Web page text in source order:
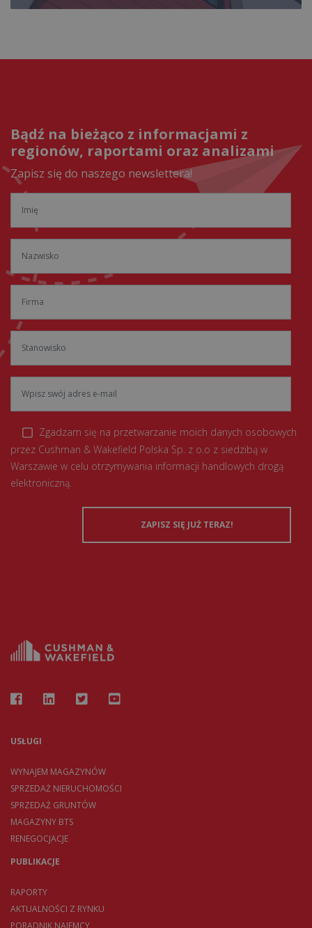
Bądź na bieżąco z informacjami z
regionów, raportami oraz analizami
Zapisz się do naszego newslettera!
Zgadzam się na przetwarzanie moich danych osobowych
przez Cushman & Wakefield Polska Sp. z o.o z siedzibą w
Warszawie w celu otrzymywania informacji handlowych drogą
elektroniczną.
USŁUGI
WYNAJEM MAGAZYNÓW
SPRZEDAŻ NIERUCHOMOŚCI
SPRZEDAŻ GRUNTÓW
MAGAZYNY BTS
RENEGOCJACJE
PUBLIKACJE
RAPORTY
AKTUALNOŚCI Z RYNKU